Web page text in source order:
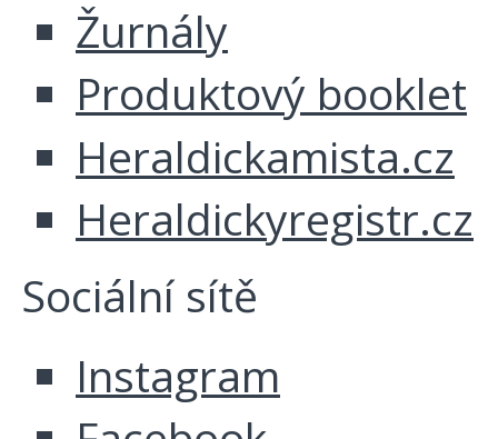
Žurnály
Produktový booklet
Heraldickamista.cz
Heraldickyregistr.cz
Sociální sítě
Instagram